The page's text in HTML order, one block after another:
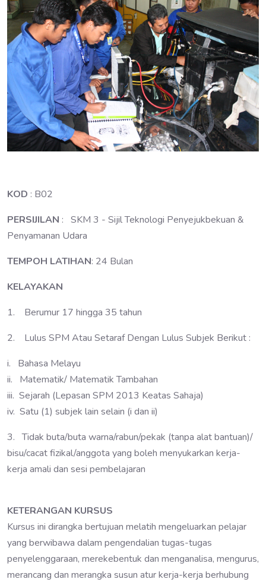
KOD : B02
PERSIJILAN : SKM 3 - Sijil Teknologi Penyejukbekuan &
Penyamanan Udara
TEMPOH LATIHAN: 24 Bulan
KELAYAKAN
1. Berumur 17 hingga 35 tahun
2. Lulus SPM Atau Setaraf Dengan Lulus Subjek Berikut :
i. Bahasa Melayu
ii. Matematik/ Matematik Tambahan
iii. Sejarah (Lepasan SPM 2013 Keatas Sahaja)
iv. Satu (1) subjek lain selain (i dan ii)
3. Tidak buta/buta warna/rabun/pekak (tanpa alat bantuan)/
bisu/cacat fizikal/anggota yang boleh menyukarkan kerja-
kerja amali dan sesi pembelajaran
KETERANGAN KURSUS
Kursus ini dirangka bertujuan melatih mengeluarkan pelajar
yang berwibawa dalam pengendalian tugas-tugas
penyelenggaraan, merekebentuk dan menganalisa, mengurus,
merancang dan merangka susun atur kerja-kerja berhubung